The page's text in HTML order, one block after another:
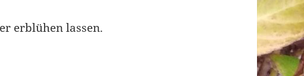
erblühen lassen.